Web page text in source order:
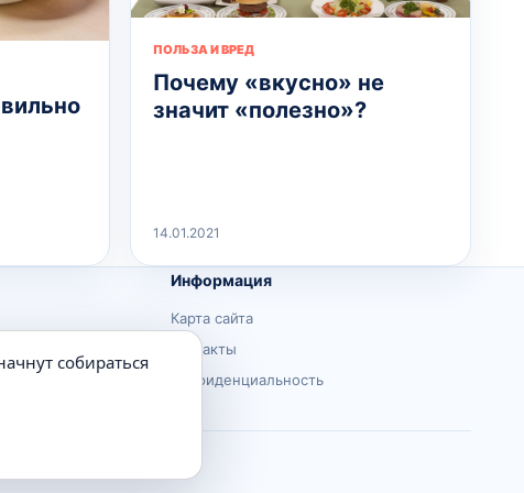
ПОЛЬЗА И ВРЕД
Почему «вкусно» не
значит «полезно»?
14.01.2021
Информация
Карта сайта
Контакты
Конфиденциальность
собираться